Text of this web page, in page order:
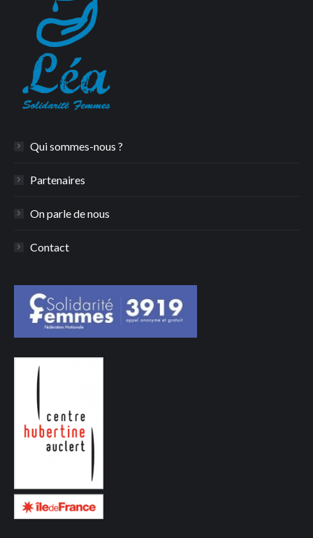
Qui sommes-nous ?
Partenaires
On parle de nous
Contact